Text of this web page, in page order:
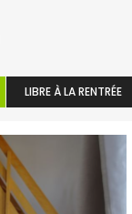
LIBRE À LA RENTRÉE